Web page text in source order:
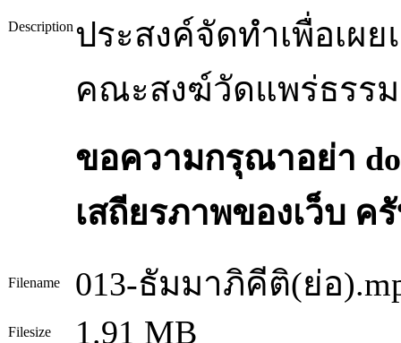
Description ประสงค์จัดทำเพื่อเผ
คณะสงฆ์วัดแพร่ธรร
ขอความกรุณาอย่า
เสถียรภาพของเว็บ ค
Filename 013-ธัมมาภิคีติ(ย่อ
Filesize 1.91 MB